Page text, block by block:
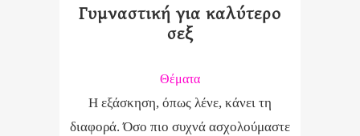
Γυμναστική για καλύτερο
σεξ
Θέματα
Η εξάσκηση, όπως λένε, κάνει τη
διαφορά. Όσο πιο συχνά ασχολούμαστε